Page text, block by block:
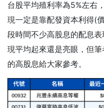
台股平均殖利率為5%左右
現一定是靠配發資本利得(
段時間不少高股息的配息
現平均起來還是亮眼，但
的高股息給大家參考。